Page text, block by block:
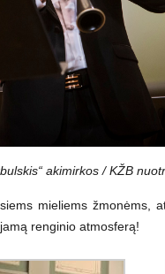
akimirkos / KŽB nuotr.
mieliems žmonėms,
renginio atmosferą!